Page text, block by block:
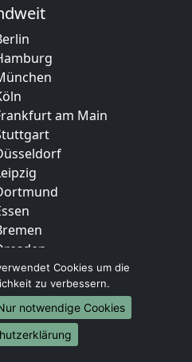
am Main
Cookies um die
zu verbessern.
notwendige Cookies